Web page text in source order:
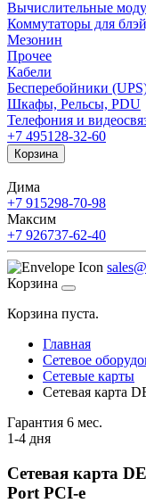
Вычислительные
Коммутаторы для
Мезонин
Прочее
Кабели
Бесперебойники
Шкафы, Рельсы, PDU
Телефония и
+7 495128-32-60
Корзина
Дима
+7 915298-70-98
Максим
+7 926737-62-40
Корзина
Корзина пуста.
Главная
Сетевое
Сетевые карты
Сетевая карта
Гарантия 6 мес.
1-4 дня
Сетевая карта
Port PCI-e